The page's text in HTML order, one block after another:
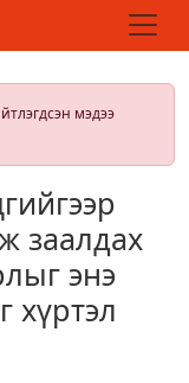
мэдээ
заалдах
энэ
хүртэл